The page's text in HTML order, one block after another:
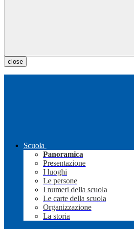
close
Scuola
Panoramica
Presentazione
I luoghi
Le persone
I numeri della scuola
Le carte della scuola
Organizzazione
La storia